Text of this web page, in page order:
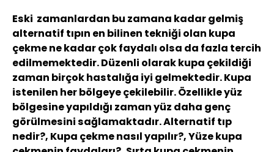
Eski zamanlardan bu zamana kadar gelmiş
alternatif tıpın en bilinen tekniği olan kupa
çekme ne kadar çok faydalı olsa da fazla tercih
edilmemektedir. Düzenli olarak kupa çekildiği
zaman birçok hastalığa iyi gelmektedir. Kupa
istenilen her bölgeye çekilebilir. Özellikle yüz
bölgesine yapıldığı zaman yüz daha genç
görülmesini sağlamaktadır. Alternatif tıp
nedir?, Kupa çekme nasıl yapılır?, Yüze kupa